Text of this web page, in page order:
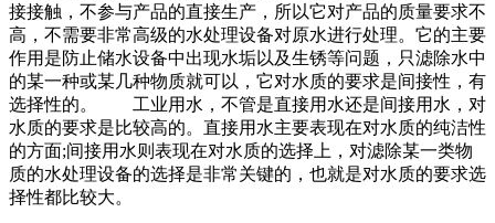
接接触，不参与产品的直接生产，所以它对产品的质量要求不
高，不需要非常高级的水处理设备对原水进行处理。它的主要
作用是防止储水设备中出现水垢以及生锈等问题，只滤除水中
的某一种或某几种物质就可以，它对水质的要求是间接性，有
选择性的。 工业用水，不管是直接用水还是间接用水，对
水质的要求是比较高的。直接用水主要表现在对水质的纯洁性
的方面;间接用水则表现在对水质的选择上，对滤除某一类物
质的水处理设备的选择是非常关键的，也就是对水质的要求选
择性都比较大。